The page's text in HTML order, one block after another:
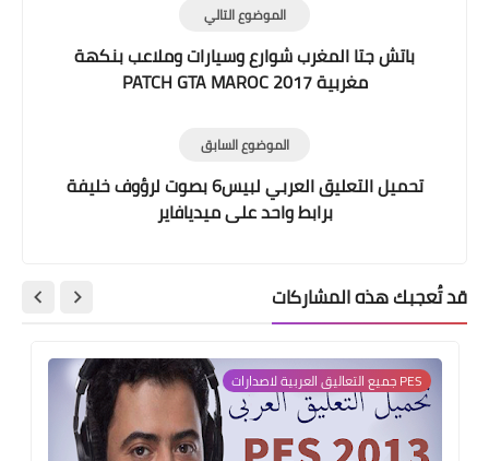
الموضوع التالي
باتش جتا المغرب شوارع وسيارات وملاعب بنكهة
مغربية PATCH GTA MAROC 2017
الموضوع السابق
تحميل التعليق العربي لبيس6 بصوت لرؤوف خليفة
برابط واحد على ميديافاير
قد تُعجبك هذه المشاركات
PES جميع التعاليق العربية لاصدارات